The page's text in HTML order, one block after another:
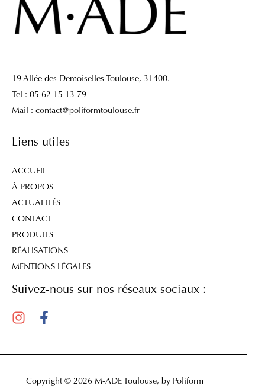
19 Allée des Demoiselles Toulouse, 31400.
Tel : 05 62 15 13 79
Mail : contact@poliformtoulouse.fr
Liens utiles
ACCUEIL
À PROPOS
ACTUALITÉS
CONTACT
PRODUITS
RÉALISATIONS
MENTIONS LÉGALES
Suivez-nous sur nos réseaux sociaux :
Copyright © 2026 M-ADE Toulouse, by Poliform